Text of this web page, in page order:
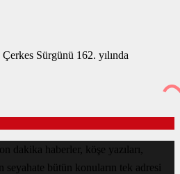
Sürgünü 162. yılında
dakika haberler, köşe yazıları,
seyahate bütün konuların tek adresi